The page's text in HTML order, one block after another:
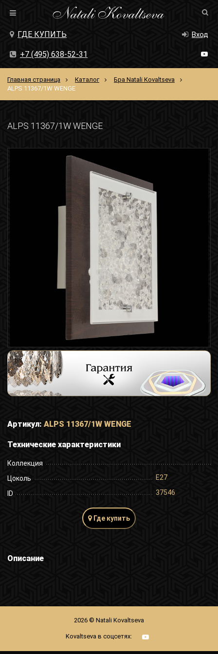
+7 (495) 638-52-31
ГДЕ КУПИТЬ Вход
Главная страница Каталог
Бра Natali Kovaltseva
ALPS 11367/1W WENGE
ALPS 11367/1W WENGE
Артикул: ALPS 11367/1W WENGE
Технические характеристики
Коллекция
Цоколь
E27
ID 37546
Где купить
Описание
2026 © Natali Kovaltseva
Kovaltseva в соцсетях: